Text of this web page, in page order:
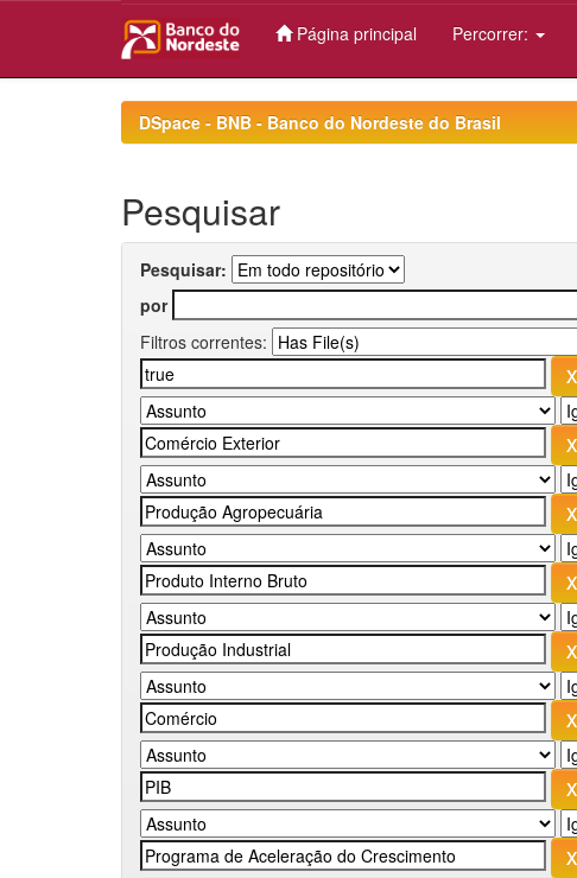
Página principal Percorrer:
DSpace - BNB - Banco do Nordeste do Brasil
Pesquisar
Pesquisar:
por
Filtros correntes: